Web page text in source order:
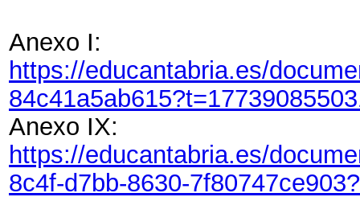
Anexo I:
https://educantabria.es/
Anexo IX:
https://educantabria.es/
8c4f-d7bb-8630-